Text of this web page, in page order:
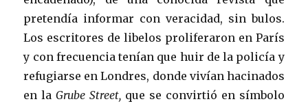
pretendía informar con veracidad, sin bulos.
Los escritores de libelos proliferaron en París
y con frecuencia tenían que huir de la policía y
refugiarse en Londres, donde vivían hacinados
en la Grube Street, que se convirtió en símbolo